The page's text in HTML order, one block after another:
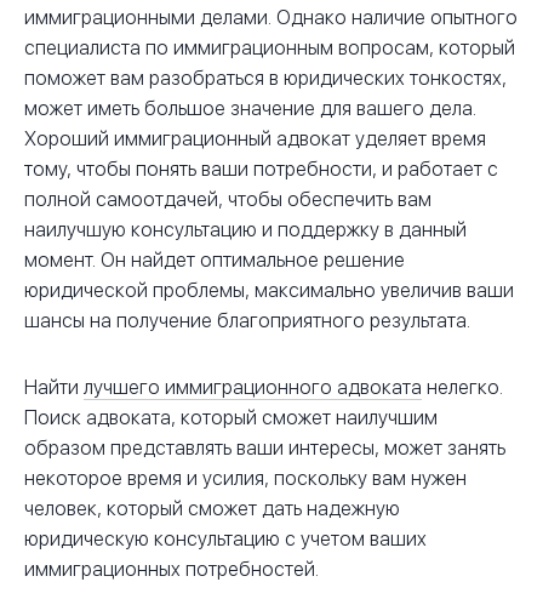
иммиграционными делами. Однако наличие опытного
специалиста по иммиграционным вопросам, который
поможет вам разобраться в юридических тонкостях,
может иметь большое значение для вашего дела.
Хороший иммиграционный адвокат уделяет время
тому, чтобы понять ваши потребности, и работает с
полной самоотдачей, чтобы обеспечить вам
наилучшую консультацию и поддержку в данный
момент. Он найдет оптимальное решение
юридической проблемы, максимально увеличив ваши
шансы на получение благоприятного результата.
Найти лучшего иммиграционного адвоката нелегко.
Поиск адвоката, который сможет наилучшим
образом представлять ваши интересы, может занять
некоторое время и усилия, поскольку вам нужен
человек, который сможет дать надежную
юридическую консультацию с учетом ваших
иммиграционных потребностей.